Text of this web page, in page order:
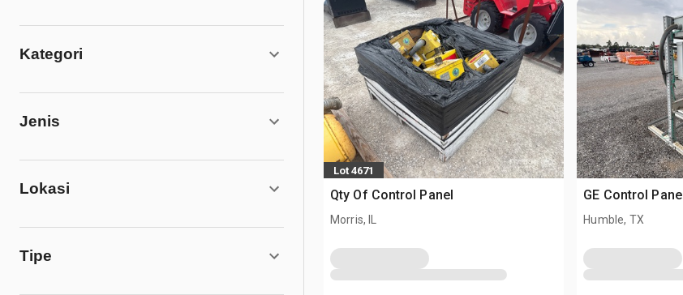
Kategori
Jenis
Lokasi
Tipe
Lot 4671
Qty Of Control Panel
Morris, IL
GE Control Panel
Humble, TX